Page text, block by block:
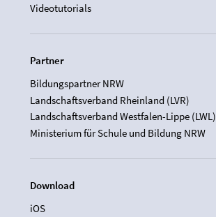
Videotutorials
Partner
Bildungspartner NRW
Landschaftsverband Rheinland (LVR)
Landschaftsverband Westfalen-Lippe (LWL)
Ministerium für Schule und Bildung NRW
Download
iOS